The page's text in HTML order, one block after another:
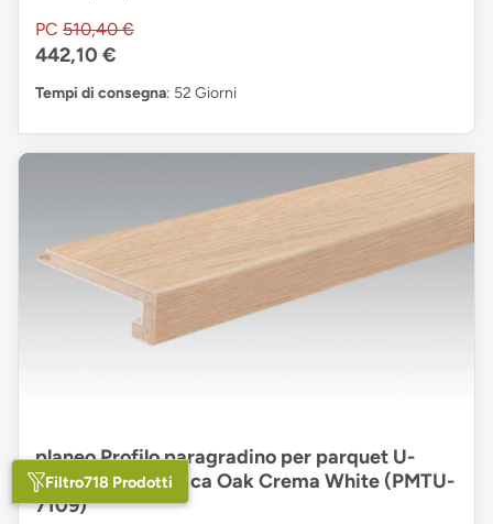
PC 510,40 €
442,10 €
Tempi di consegna: 52 Giorni
planeo Profilo paragradino per parquet U-
Profilo - Authentica Oak Crema White (PMTU-
7109)
Filtro718 Prodotti